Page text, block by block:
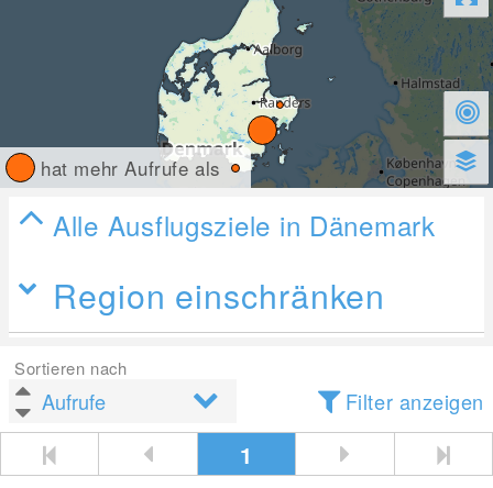
hat mehr Aufrufe als
Alle Ausflugsziele in Dänemark
Region einschränken
Sortieren nach
Filter anzeigen
1